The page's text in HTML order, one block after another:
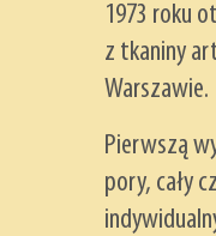
1973 roku
z tkaniny
Warszawie.
Pierwszą
pory, cały